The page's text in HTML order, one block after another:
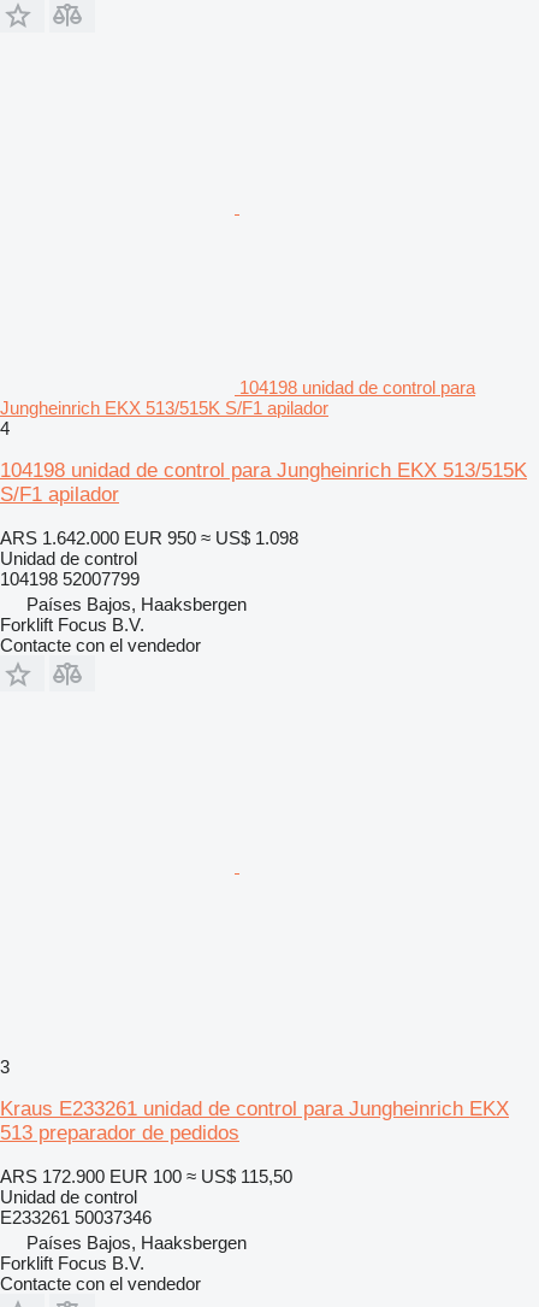
104198 unidad de control para
Jungheinrich EKX 513/515K S/F1 apilador
4
104198 unidad de control para Jungheinrich EKX 513/515K
S/F1 apilador
ARS 1.642.000 EUR 950 ≈ US$ 1.098
Unidad de control
104198 52007799
Países Bajos, Haaksbergen
Forklift Focus B.V.
Contacte con el vendedor
3
Kraus E233261 unidad de control para Jungheinrich EKX
513 preparador de pedidos
ARS 172.900 EUR 100 ≈ US$ 115,50
Unidad de control
E233261 50037346
Países Bajos, Haaksbergen
Forklift Focus B.V.
Contacte con el vendedor